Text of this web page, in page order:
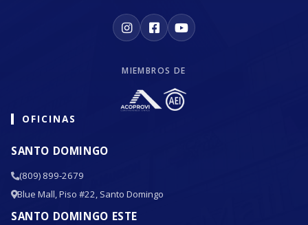
MIEMBROS DE
OFICINAS
SANTO DOMINGO
(809) 899-2679
Blue Mall, Piso #22, Santo Domingo
SANTO DOMINGO ESTE